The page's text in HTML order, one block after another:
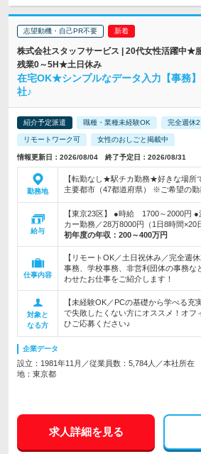
志望動機・自己PR不要
株式会社スタッフサービス | 20代女性活躍中★
残業0～5H★土日休み
在宅OK★シンプルなデータ入力【事務
社♪
紹介予定派遣 職種・業種未経験OK 完全週休2
リモートワーク可 女性のおしごと掲載中
情報更新日：2026/08/04 終了予定日：2026/08/31
勤務地
【転勤なし★駅チカ勤務★好きな場所
主要都市（47都道府県） ※ご希望の勤
給与
【東京23区】 ●時給 1700～2000円 ●
カー勤務／28万8000円（1日8時間×20
初年度の年収： 200～400万円
仕事内容
【リモートOK／土日祝休み／完全週
事務、学校事務、非営利団体の事務な
わせたお仕事をご紹介します！
対象と
なる方
【未経験OK／PCの基礎から学べる充
で失敗したくない方にオススメ！オフ
ひご応募ください♪
企業データ
設立：1981年11月／従業員数：5,784人／本社所在
地：東京都
求人詳細を見る